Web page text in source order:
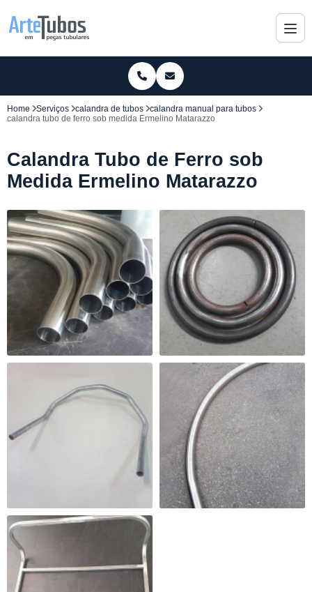
Home Serviços calandra de tubos
calandra manual para tubos
calandra tubo de ferro sob medida Ermelino Matarazzo
Calandra Tubo de Ferro sob
Medida Ermelino Matarazzo